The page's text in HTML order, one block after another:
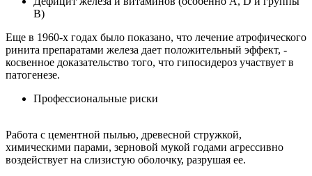
В)
Еще в 1960-х годах было показано, что лечение атрофического
ринита препаратами железа дает положительный эффект, -
косвенное доказательство того, что гипосидероз участвует в
патогенезе.
Профессиональные риски
Работа с цементной пылью, древесной стружкой,
химическими парами, зерновой мукой годами агрессивно
воздействует на слизистую оболочку, разрушая ее.